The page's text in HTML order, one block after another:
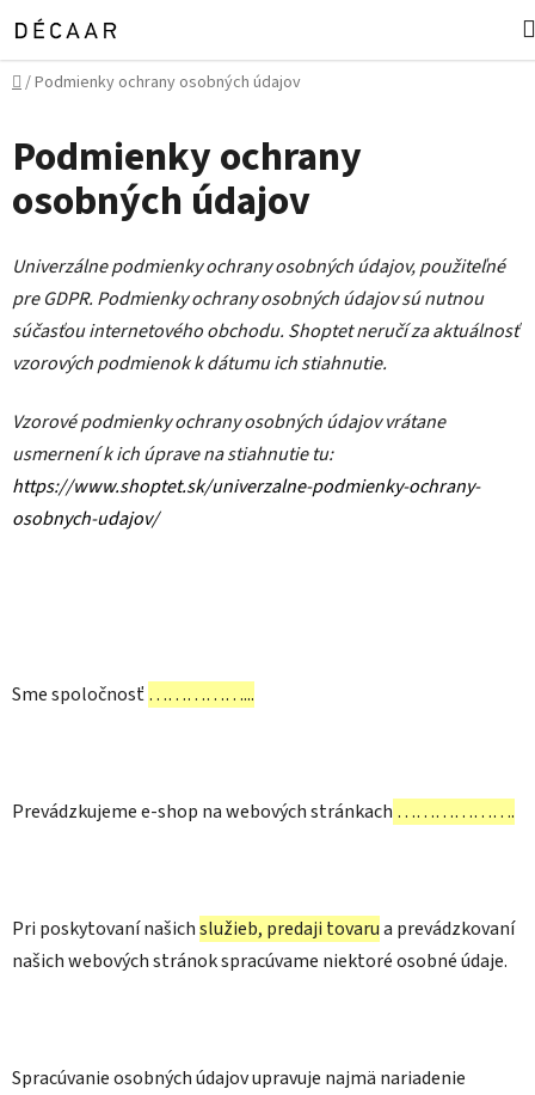
Přejít
na
obsah
Domů
/Podmienky ochrany osobných údajov
Podmienky ochrany
osobných údajov
Univerzálne podmienky ochrany osobných údajov, použiteľné
pre GDPR. Podmienky ochrany osobných údajov sú nutnou
súčasťou internetového obchodu. Shoptet neručí za aktuálnosť
vzorových podmienok k dátumu ich stiahnutie.
Vzorové podmienky ochrany osobných údajov vrátane
usmernení k ich úprave na stiahnutie tu:
https://www.shoptet.sk/univerzalne-podmienky-ochrany-
osobnych-udajov/
Sme spoločnosť……………...
Prevádzkujeme e-shop na webových stránkach ……………….
Pri poskytovaní našichslužieb, predaji tovarua prevádzkovaní
našich webových stránok spracúvame niektoré osobné údaje.
Spracúvanie osobných údajov upravuje najmä nariadenie